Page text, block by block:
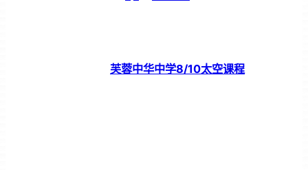
芙蓉中华中学8/10太空课程